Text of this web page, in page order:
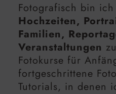
Fotografisch bin
Hochzeiten,
Familien,
Veranstaltungen
Fotokurse für
fortgeschrittene
Tutorials, in denen